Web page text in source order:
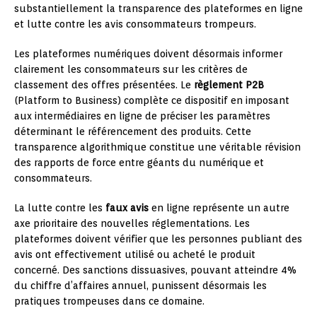
substantiellement la transparence des plateformes en ligne
et lutte contre les avis consommateurs trompeurs.
Les plateformes numériques doivent désormais informer
clairement les consommateurs sur les critères de
classement des offres présentées. Le règlement P2B
(Platform to Business) complète ce dispositif en imposant
aux intermédiaires en ligne de préciser les paramètres
déterminant le référencement des produits. Cette
transparence algorithmique constitue une véritable révision
des rapports de force entre géants du numérique et
consommateurs.
La lutte contre les faux avis en ligne représente un autre
axe prioritaire des nouvelles réglementations. Les
plateformes doivent vérifier que les personnes publiant des
avis ont effectivement utilisé ou acheté le produit
concerné. Des sanctions dissuasives, pouvant atteindre 4%
du chiffre d’affaires annuel, punissent désormais les
pratiques trompeuses dans ce domaine.